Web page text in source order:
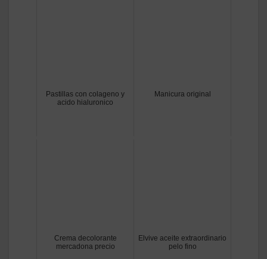
Pastillas con colageno y
acido hialuronico
Manicura original
Crema decolorante
mercadona precio
Elvive aceite extraordinario
pelo fino